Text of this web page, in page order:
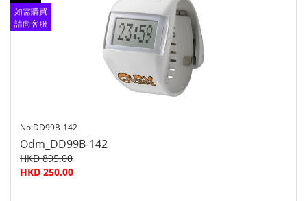
如需購買
請向客服
No:DD99B-142
Odm_DD99B-142
HKD 895.00
HKD 250.00